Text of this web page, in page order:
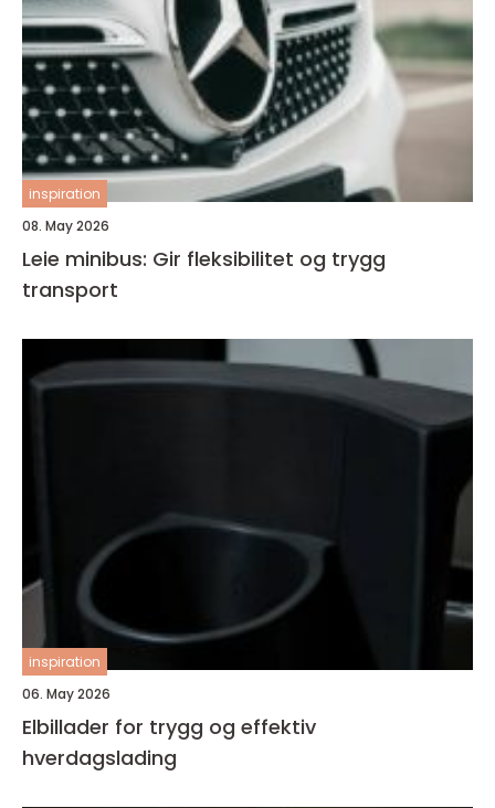
inspiration
08. May 2026
Leie minibus: Gir fleksibilitet og trygg
transport
inspiration
06. May 2026
Elbillader for trygg og effektiv
hverdagslading